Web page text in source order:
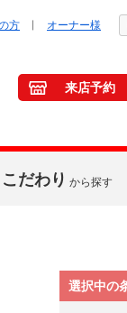
方 オーナー様
来店予約
こだわり から探す
選択中の